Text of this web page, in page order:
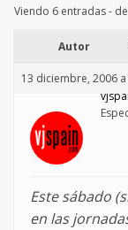
Viendo 6 entradas -
Autor
13 diciembre, 2006 a
Este sábado
en las